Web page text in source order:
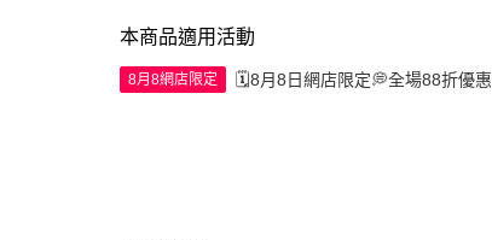
本商品適用活動
8月8網店限定 🗓️8月8日網店限定💭全場88折優惠